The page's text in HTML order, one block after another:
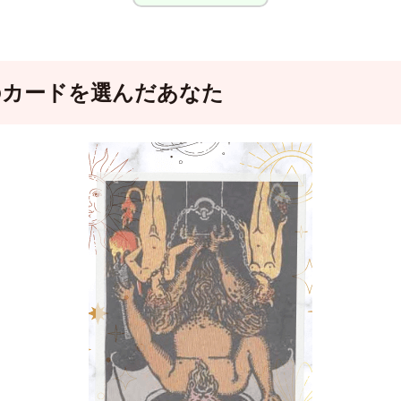
ードを選んだあなた